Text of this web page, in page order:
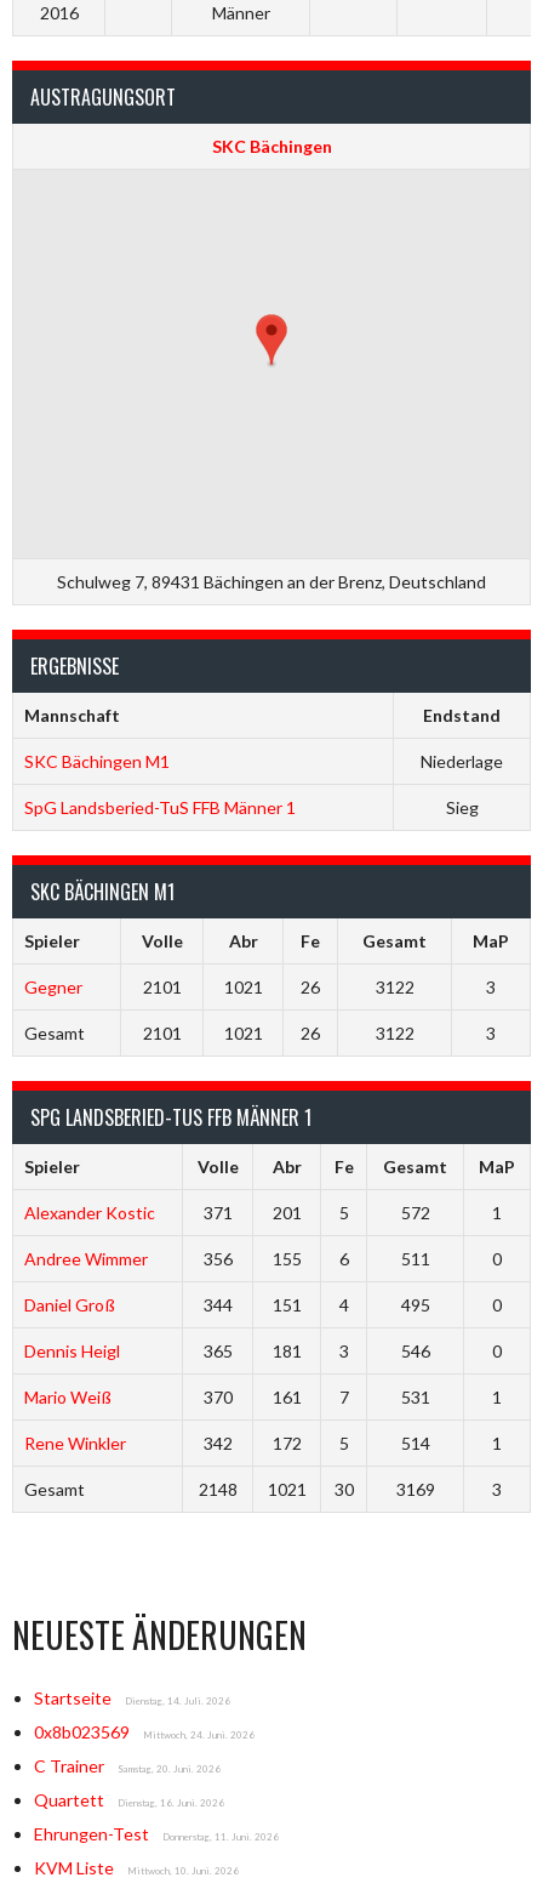
2016
Männer
AUSTRAGUNGSORT
SKC Bächingen
Schulweg 7, 89431 Bächingen an der Brenz, Deutschland
ERGEBNISSE
Mannschaft Endstand
SKC Bächingen M1 Niederlage
SpG Landsberied-TuS FFB Männer 1 Sieg
SKC BÄCHINGEN M1
Spieler Volle Abr Fe Gesamt MaP
Gegner 2101 1021 26 3122 3
Gesamt 2101 1021 26 3122 3
SPG LANDSBERIED-TUS FFB MÄNNER 1
Spieler Volle Abr Fe Gesamt MaP
Alexander Kostic 371 201 5 572 1
Andree Wimmer 356 155 6 511 0
Daniel Groß 344 151 4 495 0
Dennis Heigl 365 181 3 546 0
Mario Weiß 370 161 7 531 1
Rene Winkler 342 172 5 514 1
Gesamt 2148 1021 30 3169 3
NEUESTE ÄNDERUNGEN
Startseite Dienstag, 14. Juli. 2026
0x8b023569 Mittwoch, 24. Juni. 2026
C Trainer Samstag, 20. Juni. 2026
Quartett Dienstag, 16. Juni. 2026
Ehrungen-Test Donnerstag, 11. Juni. 2026
KVM Liste Mittwoch, 10. Juni. 2026